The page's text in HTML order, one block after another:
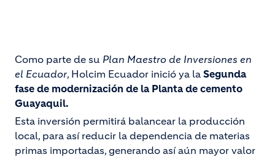
Como parte de su Plan Maestro de Inversiones en
el Ecuador, Holcim Ecuador inició ya la Segunda
fase de modernización de la Planta de cemento
Guayaquil.
Esta inversión permitirá balancear la producción
local, para así reducir la dependencia de materias
primas importadas, generando así aún mayor valor